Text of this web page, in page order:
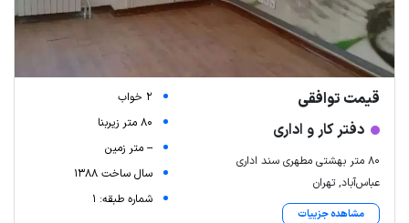
قیمت توافقی
دفتر کار و اداری
۸۰ متر بهشتی مطهری سند اداری
عباس‌آباد, تهران
مشاهده جزییات
2 خواب
80 متر زیربنا
-- متر زمین
سال ساخت 1388
شماره طبقه: 1